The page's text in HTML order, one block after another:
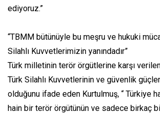
ediyoruz.”
“TBMM bütünüyle bu meşru ve hukuki
Silahlı Kuvvetlerimizin yanındadır”
Türk milletinin terör örgütlerine karşı
Türk Silahlı Kuvvetlerinin ve güvenlik
olduğunu ifade eden Kurtulmuş, “ Türkiye
hain bir terör örgütünün ve sadece birkaç